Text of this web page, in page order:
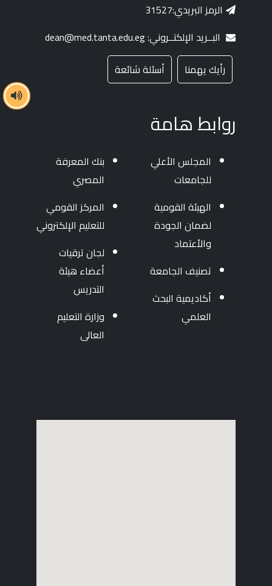
الرمز البريدي:31527
البــريد الإلكتــروني: dean@med.tanta.edu.eg
رأيك يهمنا
أسئلة شائعة
روابط هامة
المجلس الأعلي
للجامعات
الهيئة القومية
لضمان الجودة
والأعتماد
تصنيف الجامعة
أكاديمية البحث
العلمي
بنك المعرفة
المصري
المركز القومي
للتعليم الإلكتروني
لجان ترقيات
أعضاء هيئة
التدريس
وزارة التعليم
العالى